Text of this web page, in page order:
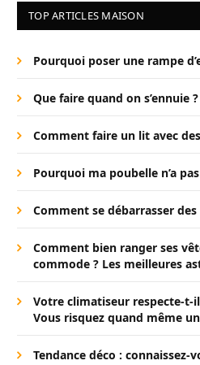
TOP ARTICLES MAISON
Pourquoi poser une rampe
Que faire quand on s’ennuie
Comment faire un lit avec
Pourquoi ma poubelle n’a
Comment se débarrasser
Comment bien ranger ses
commode ? Les meilleures
Votre climatiseur respecte-t-
Vous risquez quand même
Tendance déco : connaissez-